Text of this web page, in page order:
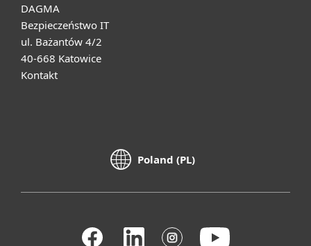
DAGMA
Bezpieczeństwo IT
ul. Bażantów 4/2
40-668 Katowice
Kontakt
Poland (PL)